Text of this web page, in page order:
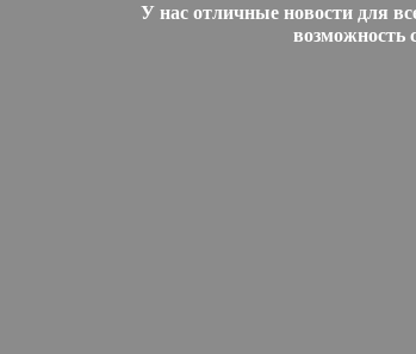
У нас отличные новости для
возможность